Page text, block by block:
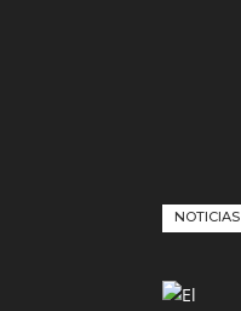
NOTICIAS